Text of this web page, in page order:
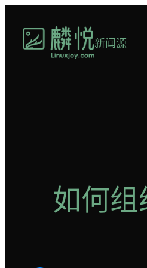
新闻源
如何组